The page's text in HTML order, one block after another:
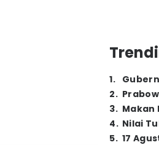
1.
2.
3. Makan
4. Nilai
5. 17